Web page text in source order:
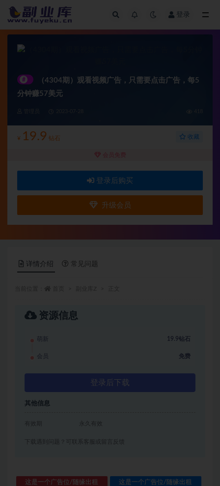
登录
#
（4304期）观看视频广告，只需要点击广告，每5
分钟赚57美元
¥ 19.9 钻石 收藏
会员免费
登录后购买
升级会员
详情介绍 常见问题
资源信息
萌新 19.9钻石
会员 免费
登录后下载
其他信息
有效期 永久有效
下载遇到问题？可联系客服或留言反馈
这是一个广告位/随缘出租 这是一个广告位/随缘出租